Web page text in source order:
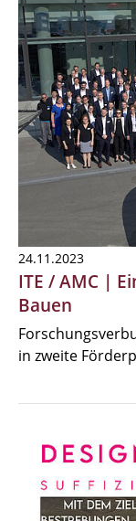
24.11.2023
ITE / AMC |
Bauen
in zweite